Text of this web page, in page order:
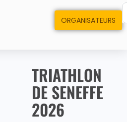
ORGANISATEURS
TRIATHLON
DE SENEFFE
2026